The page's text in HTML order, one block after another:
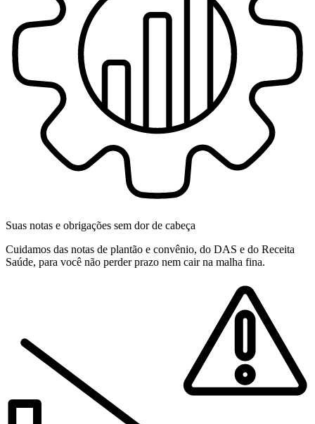
Suas notas e obrigações sem dor de cabeça
Cuidamos das notas de plantão e convênio, do DAS e do Receita
Saúde, para você não perder prazo nem cair na malha fina.